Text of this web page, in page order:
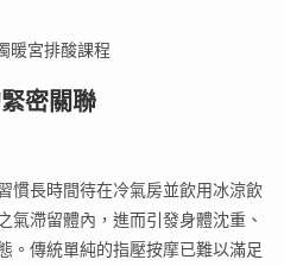
密關聯
慣長時間待在冷氣房並飲用冰涼飲
氣滯留體內，進而引發身體沈重、
。傳統單純的指壓按摩已難以滿足